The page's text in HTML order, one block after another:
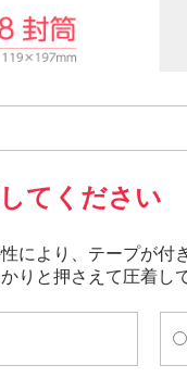
てください
により、テープが付
りと押さえて圧着し